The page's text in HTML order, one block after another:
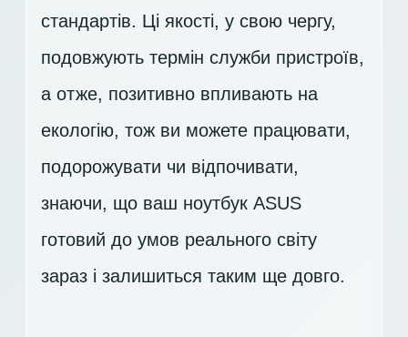
стандартів. Ці якості, у свою чергу,
подовжують термін служби пристроїв,
а отже, позитивно впливають на
екологію, тож ви можете працювати,
подорожувати чи відпочивати,
знаючи, що ваш ноутбук ASUS
готовий до умов реального світу
зараз і залишиться таким ще довго.